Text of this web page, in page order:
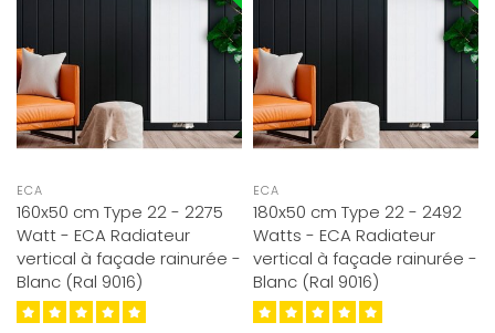
ECA
160x50 cm Type 22 - 2275
Watt - ECA Radiateur
vertical à façade rainurée -
Blanc (Ral 9016)
ECA
180x50 cm Type 22 - 2492
Watts - ECA Radiateur
vertical à façade rainurée -
Blanc (Ral 9016)